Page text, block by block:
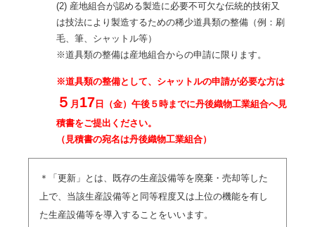
(2) 産地組合が認める製造に必要不可欠な伝統的技術又
は技法により製造するための稀少道具類の整備（例：刷
毛、筆、シャットル等）
※道具類の整備は産地組合からの申請に限ります。
※道具類の整備として、シャットルの申請が必要な方は
５ 月 17 日（金）午後５時までに丹後織物工業組合へ見
積書をご提出ください。
（見積書の宛名は丹後織物工業組合）
＊「更新」とは、既存の生産設備等を廃棄・売却等した
上で、当該生産設備等と同等程度又は上位の機能を有し
た生産設備等を導入することをいいます。